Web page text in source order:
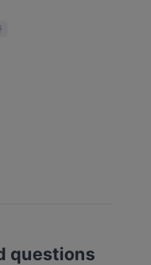
questions